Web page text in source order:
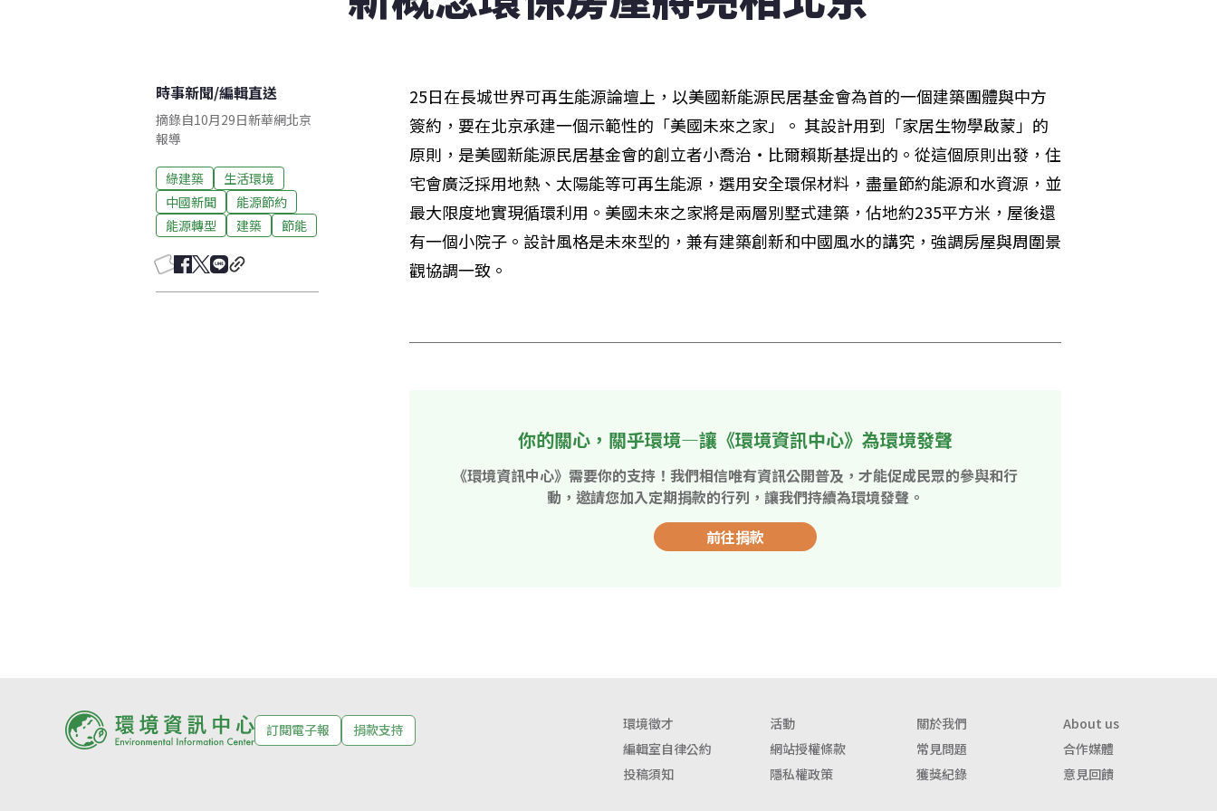
時事新聞/編輯直送
摘錄自10月29日新華網北京
報導
綠建築
生活環境
中國新聞
能源節約
能源轉型
建築 節能
25日在長城世界可再生能源論壇上，以美國新能源民居基金會為首的一個建築團體與中方
簽約，要在北京承建一個示範性的「美國未來之家」。 其設計用到「家居生物學啟蒙」的
原則，是美國新能源民居基金會的創立者小喬治‧比爾賴斯基提出的。從這個原則出發，住
宅會廣泛採用地熱、太陽能等可再生能源，選用安全環保材料，盡量節約能源和水資源，並
最大限度地實現循環利用。美國未來之家將是兩層別墅式建築，佔地約235平方米，屋後還
有一個小院子。設計風格是未來型的，兼有建築創新和中國風水的講究，強調房屋與周圍景
觀協調一致。
你的關心，關乎環境—讓《環境資訊中心》為環境發聲
《環境資訊中心》需要你的支持！我們相信唯有資訊公開普及，才能促成民眾的參與和行
動，邀請您加入定期捐款的行列，讓我們持續為環境發聲。
前往捐款
訂閱電子報 捐款支持 環境徵才 活動 關於我們
About us
編輯室自律公約
網站授權條款 常見問題
合作媒體
投稿須知
隱私權政策 獲獎紀錄 意見回饋